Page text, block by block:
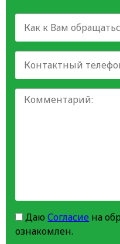
ДаюСогласие на
ознакомлен.